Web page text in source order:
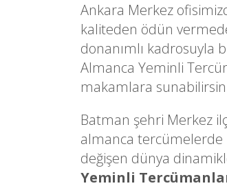
Ankara Merkez
kaliteden ödün
donanımlı kadrosuyla
Almanca Yeminli
makamlara
Batman şehri Merkez
almanca tercümelerde
değişen dünya
Yeminli